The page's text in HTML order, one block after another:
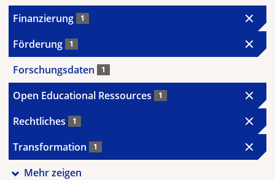
Finanzierung 1
Förderung 1
Forschungsdaten 1
Open Educational Ressources 1
Rechtliches 1
Transformation 1
Mehr zeigen